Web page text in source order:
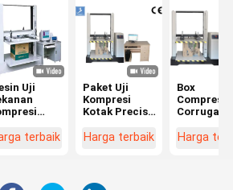
Uji
Karton
terbaik
Paket Uji
Kompresi
Kotak Precise
Tekanan
Harga terbaik
Box
Harga